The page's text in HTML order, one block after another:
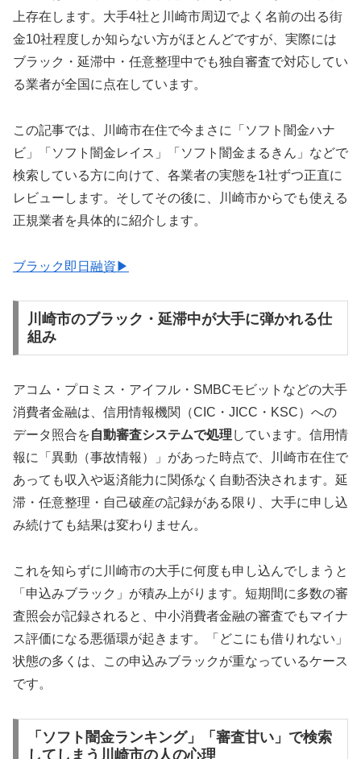
上存在します。大手4社と川崎市周辺でよく名前の出る街
金10社程度しか知らない方がほとんどですが、実際には
ブラック・延滞中・任意整理中でも独自審査で対応してい
る業者が全国に点在しています。
この記事では、川崎市在住で今まさに「ソフト闇金ハナ
ビ」「ソフト闇金レイス」「ソフト闇金まるきん」などで
検索している方に向けて、各業者の実態を1社ずつ正直に
レビューします。そしてその後に、川崎市からでも使える
正規業者を具体的に紹介します。
ブラック即日融資▶
川崎市のブラック・延滞中が大手に弾かれる仕
組み
アコム・プロミス・アイフル・SMBCモビットなどの大手
消費者金融は、信用情報機関（CIC・JICC・KSC）への
データ照合を自動審査システムで処理 しています。信用情
報に「異動（事故情報）」があった時点で、川崎市在住で
あっても収入や返済能力に関係なく自動否決されます。延
滞・任意整理・自己破産の記録がある限り、大手に申し込
み続けても結果は変わりません。
これを知らずに川崎市の大手に何度も申し込んでしまうと
「申込みブラック」が積み上がります。短期間に多数の審
査照会が記録されると、中小消費者金融の審査でもマイナ
ス評価になる悪循環が起きます。「どこにも借りれない」
状態の多くは、この申込みブラックが重なっているケース
です。
「ソフト闇金ランキング」「審査甘い」で検索
してしまう川崎市の人の心理